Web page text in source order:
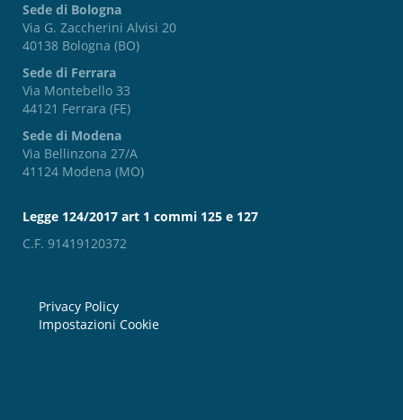
Sede di Bologna
Via G. Zaccherini Alvisi 20
40138 Bologna (BO)
Sede di Ferrara
Via Montebello 33
44121 Ferrara (FE)
Sede di Modena
Via Bellinzona 27/A
41124 Modena (MO)
Legge 124/2017 art 1 commi 125 e 127
C.F. 91419120372
Privacy Policy
Impostazioni Cookie